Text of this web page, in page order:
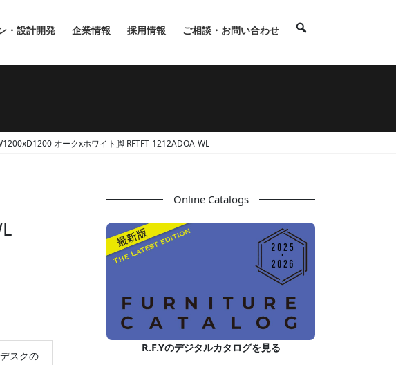
・設計開発 企業情報 採用情報 ご相談・お問い合わせ
オークxホワイト脚 RFTFT-1212ADOA-WL
スクの
Online Catalogs
R.F.Yのデジタルカタログを見る